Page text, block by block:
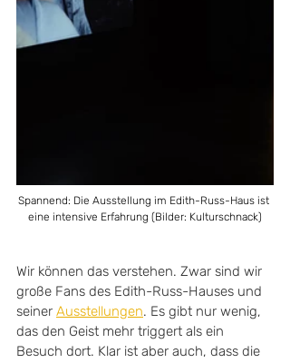
Spannend: Die Ausstellung im Edith-Russ-Haus ist
eine intensive Erfahrung (Bilder: Kulturschnack)
Wir können das verstehen. Zwar sind wir
große Fans des Edith-Russ-Hauses und
seiner Ausstellungen. Es gibt nur wenig,
das den Geist mehr triggert als ein
Besuch dort. Klar ist aber auch, dass die